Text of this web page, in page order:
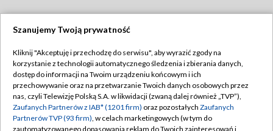
TVP
Abonament TVP
Emisja w TVP
Centrum informacji TVP
Regulamin TVP
Polityka prywatności
Moje zgody
Szanujemy Twoją prywatność
Kliknij "Akceptuję i przechodzę do serwisu", aby wyrazić zgody na
korzystanie z technologii automatycznego śledzenia i zbierania danych,
dostęp do informacji na Twoim urządzeniu końcowym i ich
przechowywanie oraz na przetwarzanie Twoich danych osobowych przez
nas, czyli Telewizję Polską S.A. w likwidacji (zwaną dalej również „TVP”),
Zaufanych Partnerów z IAB* (1201 firm) oraz pozostałych Zaufanych
Partnerów TVP (93 firm), w celach marketingowych (w tym do
zautomatyzowanego dopasowania reklam do Twoich zainteresowań i